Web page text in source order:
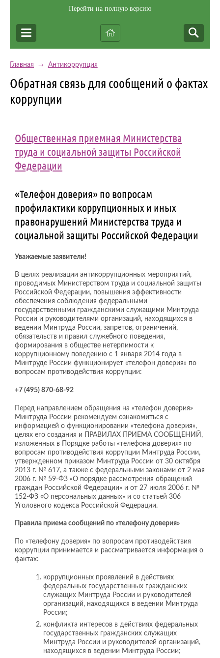
Перейти на полную версию
Главная → Антикоррупция
Обратная связь для сообщений о фактах
коррупции
Общественная приемная Министерства
труда и социальной защиты Российской
Федерации
«Телефон доверия» по вопросам
профилактики коррупционных и иных
правонарушений Министерства труда и
социальной защиты Российской Федерации
Уважаемые заявители!
В целях реализации антикоррупционных мероприятий,
проводимых Министерством труда и социальной защиты
Российской Федерации, повышения эффективности
обеспечения соблюдения федеральными
государственными гражданскими служащими Минтруда
России и руководителями организаций, находящихся в
ведении Минтруда России, запретов, ограничений,
обязательств и правил служебного поведения,
формирования в обществе нетерпимости к
коррупционному поведению с 1 января 2014 года в
Минтруде России функционирует «телефон доверия» по
вопросам противодействия коррупции:
+7 (495) 870-68-92
Перед направлением обращения на «телефон доверия»
Минтруда России рекомендуем ознакомиться с
информацией о функционировании «телефона доверия»,
целях его создания и ПРАВИЛАХ ПРИЕМА СООБЩЕНИЙ,
изложенных в Порядке работы «телефона доверия» по
вопросам противодействия коррупции Минтруда России,
утвержденном приказом Минтруда России от 30 октября
2013 г. № 617, а также с федеральными законами от 2 мая
2006 г. № 59-ФЗ «О порядке рассмотрения обращений
граждан Российской Федерации» и от 27 июля 2006 г. №
152-ФЗ «О персональных данных» и со статьей 306
Уголовного кодекса Российской Федерации.
Правила приема сообщений по «телефону доверия»
По «телефону доверия» по вопросам противодействия
коррупции принимается и рассматривается информация о
фактах:
коррупционных проявлений в действиях
федеральных государственных гражданских
служащих Минтруда России и руководителей
организаций, находящихся в ведении Минтруда
России;
конфликта интересов в действиях федеральных
государственных гражданских служащих
Минтруда России и руководителей организаций,
находящихся в ведении Минтруда России;